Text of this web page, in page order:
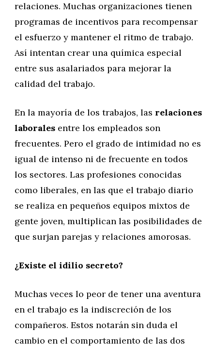
relaciones. Muchas organizaciones tienen
programas de incentivos para recompensar
el esfuerzo y mantener el ritmo de trabajo.
Así intentan crear una química especial
entre sus asalariados para mejorar la
calidad del trabajo.
En la mayoría de los trabajos, las relaciones
laborales entre los empleados son
frecuentes. Pero el grado de intimidad no es
igual de intenso ni de frecuente en todos
los sectores. Las profesiones conocidas
como liberales, en las que el trabajo diario
se realiza en pequeños equipos mixtos de
gente joven, multiplican las posibilidades de
que surjan parejas y relaciones amorosas.
¿Existe el idilio secreto?
Muchas veces lo peor de tener una aventura
en el trabajo es la indiscreción de los
compañeros. Estos notarán sin duda el
cambio en el comportamiento de las dos